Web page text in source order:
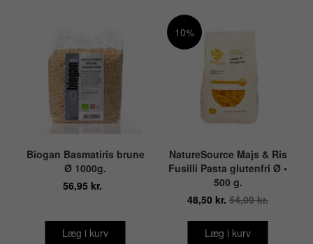
Biogan Basmatiris brune
Ø 1000g.
56,95 kr.
Læg i kurv
10%
NatureSource Majs & Ris
Fusilli Pasta glutenfri Ø •
500 g.
48,50 kr. 54,00 kr.
Læg i kurv